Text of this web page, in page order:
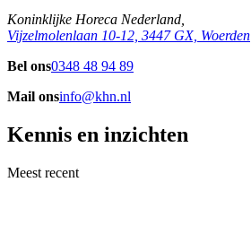
Koninklijke Horeca Nederland,
Vijzelmolenlaan 10-12, 3447 GX, Woerden
Bel ons0348 48 94 89
Mail onsinfo@khn.nl
Kennis en inzichten
Meest recent